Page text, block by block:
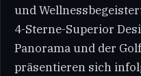
und
4-Sterne-Superior
Panorama und der
präsentieren sich